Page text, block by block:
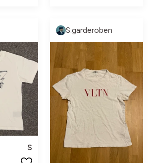
S
S.garderoben